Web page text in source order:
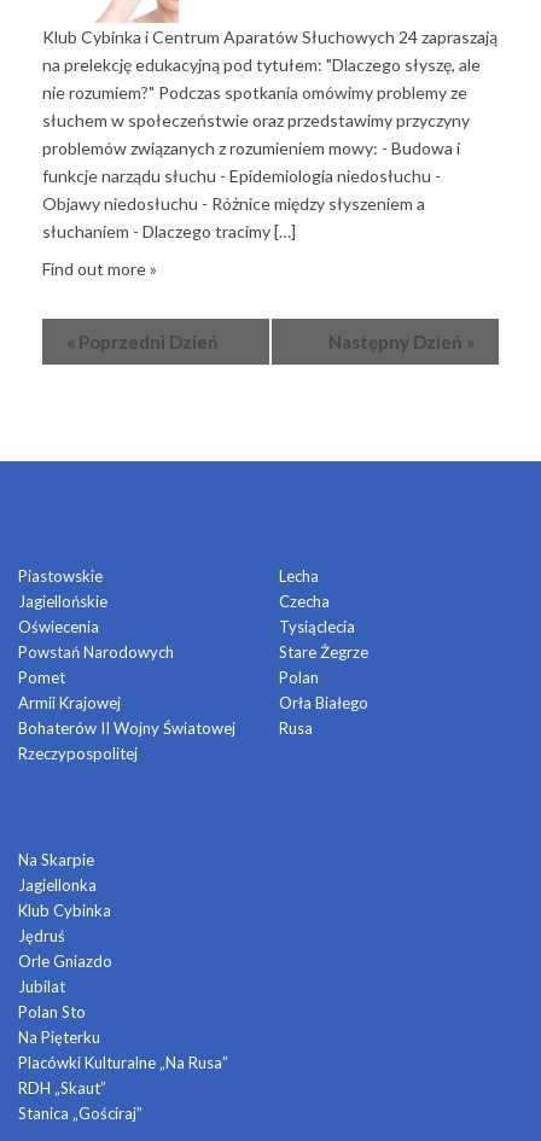
Klub Cybinka i Centrum Aparatów Słuchowych 24 zapraszają
na prelekcję edukacyjną pod tytułem: "Dlaczego słyszę, ale
nie rozumiem?" Podczas spotkania omówimy problemy ze
słuchem w społeczeństwie oraz przedstawimy przyczyny
problemów związanych z rozumieniem mowy: - Budowa i
funkcje narządu słuchu - Epidemiologia niedosłuchu -
Objawy niedosłuchu - Różnice między słyszeniem a
słuchaniem - Dlaczego tracimy […]
Find out more »
« Poprzedni Dzień Następny Dzień »
Piastowskie
Jagiellońskie
Oświecenia
Powstań Narodowych
Pomet
Armii Krajowej
Bohaterów II Wojny Światowej
Rzeczypospolitej
Lecha
Czecha
Tysiąclecia
Stare Żegrze
Polan
Orła Białego
Rusa
Na Skarpie
Jagiellonka
Klub Cybinka
Jędruś
Orle Gniazdo
Jubilat
Polan Sto
Na Pięterku
Placówki Kulturalne „Na Rusa”
RDH „Skaut”
Stanica „Gościraj”